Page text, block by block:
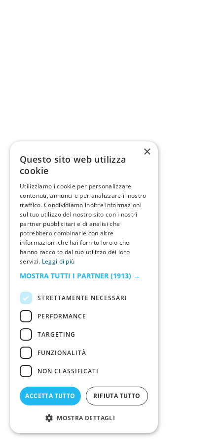
×
Questo sito web utilizza
cookie
Utilizziamo i cookie per personalizzare
contenuti, annunci e per analizzare il nostro
traffico. Condividiamo inoltre informazioni
sul tuo utilizzo del nostro sito con i nostri
partner pubblicitari e di analisi che
potrebbero combinarle con altre
informazioni che hai fornito loro o che
hanno raccolto dal tuo utilizzo dei loro
servizi. Leggi di più
MOSTRA TUTTI I PARTNER (1913) →
STRETTAMENTE NECESSARI
PERFORMANCE
TARGETING
FUNZIONALITÀ
NON CLASSIFICATI
ACCETTA TUTTO RIFIUTA TUTTO
MOSTRA DETTAGLI